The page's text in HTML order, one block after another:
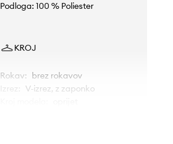
Podloga: 100 % Poliester
KROJ
Rokav: brez rokavov
Izrez
V-izrez, z zaponko